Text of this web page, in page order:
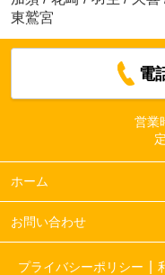
東鷲宮
電
営業
ホーム
お問い合わせ
プライバシーポリシー